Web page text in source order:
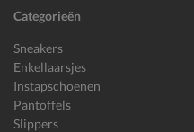
Categorieën
Sneakers
Enkellaarsjes
Instapschoenen
Pantoffels
Slippers